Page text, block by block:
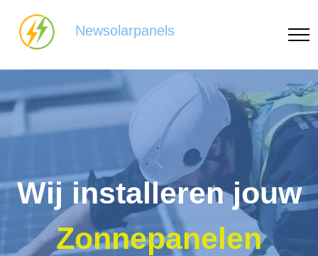
Newsolarpanels
Wij installeren jouw
Zonnepanelen